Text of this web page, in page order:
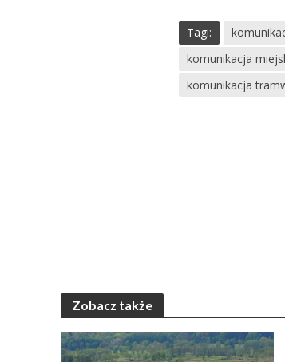
Tagi:
komunikacja
komunikacja
Zobacz także